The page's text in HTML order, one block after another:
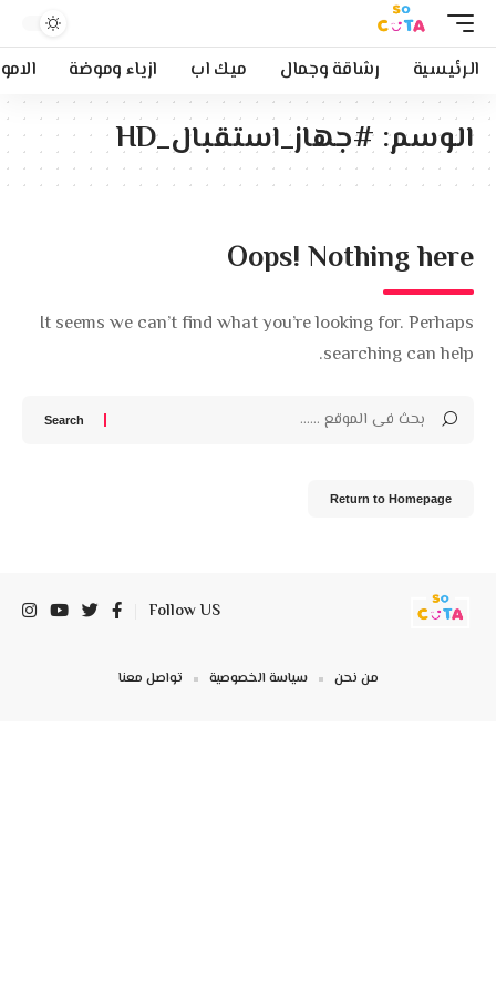
الرئيسية رشاقة وجمال ميك اب ازياء وموضة
الوسم: #جهاز_استقبال_HD
Oops! Nothing here
It seems we can’t find what you’re looking for. Perhaps
searching can help.
Return to Homepage
Follow US
من نحن سياسة الخصوصية تواصل معنا